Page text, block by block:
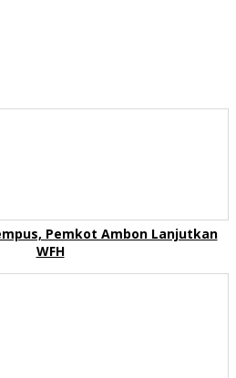
Pemkot Ambon Lanjutkan
WFH